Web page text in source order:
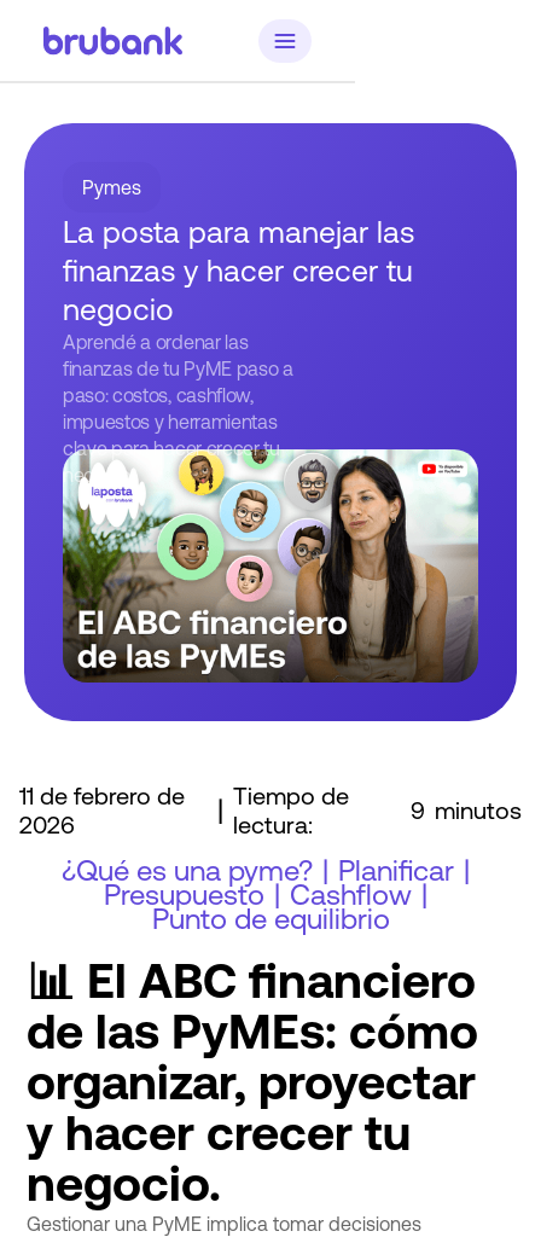
Pymes
La posta para manejar las
finanzas y hacer crecer tu
negocio
Aprendé a ordenar las
finanzas de tu PyME paso a
paso: costos, cashflow,
impuestos y herramientas
clave para hacer crecer tu
negocio.
11 de febrero de
2026
| Tiempo de
lectura:
9 minutos
¿Qué es una pyme? | Planificar |
Presupuesto | Cashflow |
Punto de equilibrio
📊 El ABC financiero
de las PyMEs: cómo
organizar, proyectar
y hacer crecer tu
negocio.
Gestionar una PyME implica tomar decisiones